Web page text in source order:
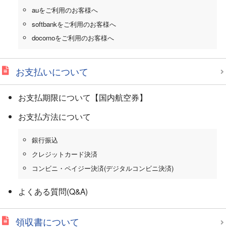
auをご利用のお客様へ
softbankをご利用のお客様へ
docomoをご利用のお客様へ
お支払いについて
お支払期限について【国内航空券】
お支払方法について
銀行振込
クレジットカード決済
コンビニ・ペイジー決済(デジタルコンビニ決済)
よくある質問(Q&A)
領収書について